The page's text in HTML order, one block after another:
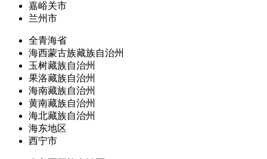
嘉峪关市
兰州市
全青海省
海西蒙古族藏族自治州
玉树藏族自治州
果洛藏族自治州
海南藏族自治州
黄南藏族自治州
海北藏族自治州
海东地区
西宁市